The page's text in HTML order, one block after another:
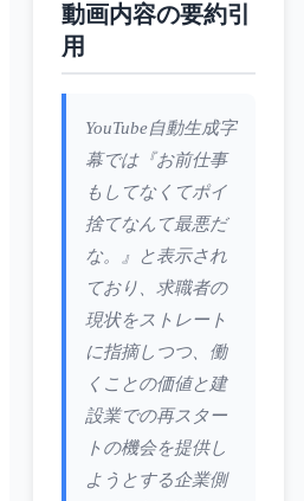
動画内容の要約引
用
YouTube自動生成字
幕では『お前仕事
もしてなくてポイ
捨てなんて最悪だ
な。』と表示され
ており、求職者の
現状をストレート
に指摘しつつ、働
くことの価値と建
設業での再スター
トの機会を提供し
ようとする企業側